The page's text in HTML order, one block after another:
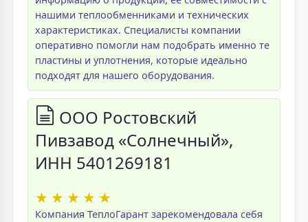
нашими теплообменниками и технических
характеристиках. Специалисты компании
оперативно помогли нам подобрать именно те
пластины и уплотнения, которые идеально
подходят для нашего оборудования.
ООО Ростовский
Пивзавод «Солнечный»,
ИНН 5401269181
★ ★ ★ ★ ★
Компания ТеплоГарант зарекомендовала себя